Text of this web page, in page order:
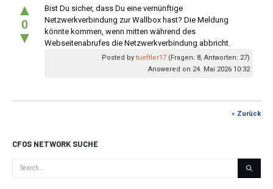
▲
0
▼
Bist Du sicher, dass Du eine vernünftige
Netzwerkverbindung zur Wallbox hast? Die Meldung
könnte kommen, wenn mitten während des
Webseitenabrufes die Netzwerkverbindung abbricht.
Posted by tueftler17 (Fragen: 8, Antworten: 27)
Answered on 24. Mai 2026 10:32
« Zurück
CFOS NETWORK SUCHE